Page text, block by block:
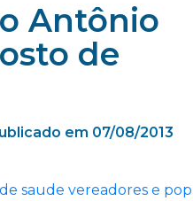
Antônio
de
em 07/08/2013